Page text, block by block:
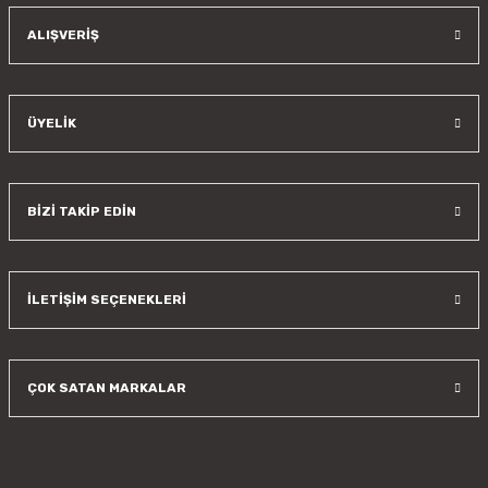
ALIŞVERİŞ
ÜYELİK
BİZİ TAKİP EDİN
İLETİŞİM SEÇENEKLERİ
ÇOK SATAN MARKALAR